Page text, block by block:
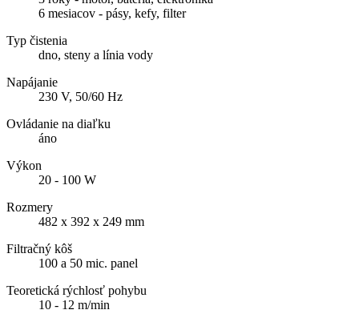
6 mesiacov - pásy, kefy, filter
Typ čistenia
dno, steny a línia vody
Napájanie
230 V, 50/60 Hz
Ovládanie na diaľku
áno
Výkon
20 - 100 W
Rozmery
482 x 392 x 249 mm
Filtračný kôš
100 a 50 mic. panel
Teoretická rýchlosť pohybu
10 - 12 m/min